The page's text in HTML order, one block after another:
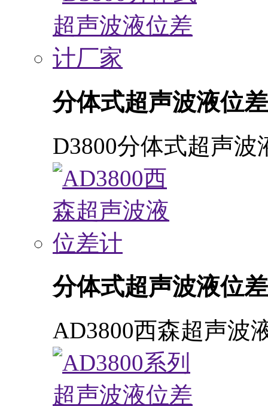
分体式超声波液位
D3800分体式超声波
分体式超声波液位
AD3800西森超声波